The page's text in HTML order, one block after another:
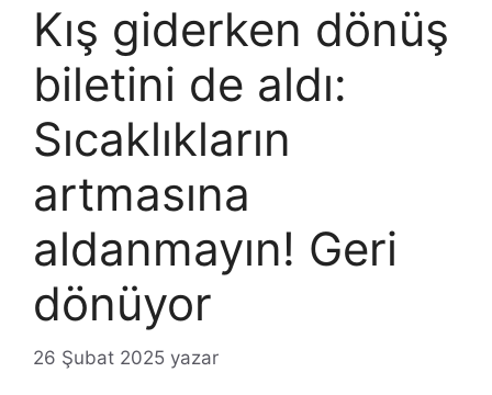
Kış giderken dönüş
biletini de aldı:
Sıcaklıkların
artmasına
aldanmayın! Geri
dönüyor
26 Şubat 2025 yazar